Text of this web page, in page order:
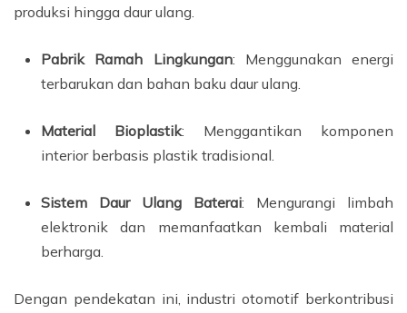
produksi hingga daur ulang.
Pabrik Ramah Lingkungan: Menggunakan energi
terbarukan dan bahan baku daur ulang.
Material Bioplastik: Menggantikan komponen
interior berbasis plastik tradisional.
Sistem Daur Ulang Baterai: Mengurangi limbah
elektronik dan memanfaatkan kembali material
berharga.
Dengan pendekatan ini, industri otomotif berkontribusi